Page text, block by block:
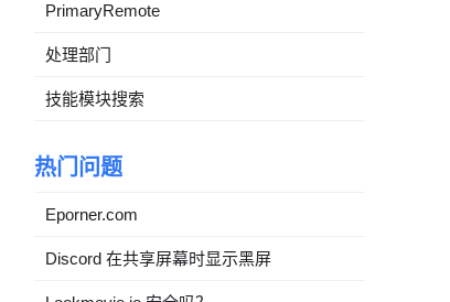
PrimaryRemote
处理部门
技能模块搜索
热门问题
Eporner.com
Discord 在共享屏幕时显示黑屏